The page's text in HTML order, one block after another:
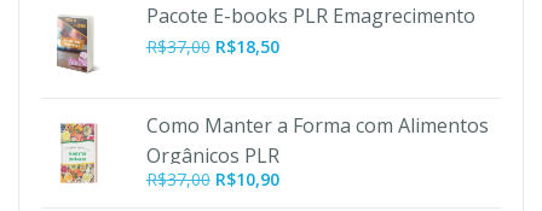
era:
R$197,00.
é:
Pacote E-books PLR Emagrecimento
R$37,00 R$18,50
Como Manter a Forma com Alimentos
Orgânicos PLR
R$37,00 O
R$10,90O